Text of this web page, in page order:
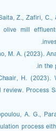
Z., Zafiri,
mill
M. A. (2023).
in the
H. (2023).
Process
A. G.,
process